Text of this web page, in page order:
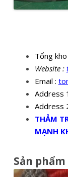
Tổng
Website :
Email :
Address
Address
THẢM
MẠNH
Sản